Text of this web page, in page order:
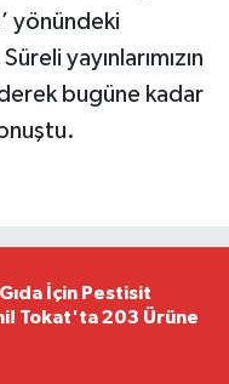
yönündeki
yayınlarımızın
bugüne kadar
İçin Pestisit
Tokat'ta 203 Ürüne